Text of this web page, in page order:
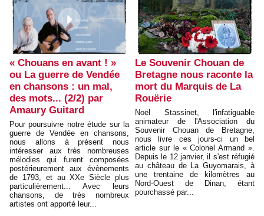
« Chouans en avant ! »
ou La guerre de Vendée
en chansons : un mal,
des mots... (2/2) par
Amaury Guitard
Pour poursuivre notre étude sur la
guerre de Vendée en chansons,
nous allons à présent nous
intéresser aux très nombreuses
mélodies qui furent composées
postérieurement aux évènements
de 1793, et au XXe Siècle plus
particulièrement... Avec leurs
chansons, de très nombreux
artistes ont apporté leur...
Le Souvenir Chouan de
Bretagne nous raconte la
mort du Marquis de La
Rouërie
Noël Stassinet, l'infatiguable
animateur de l'Association du
Souvenir Chouan de Bretagne,
nous livre ces jours-ci un bel
article sur le « Colonel Armand ».
Depuis le 12 janvier, il s'est réfugié
au château de La Guyomarais, à
une trentaine de kilomètres au
Nord-Ouest de Dinan, étant
pourchassé par...